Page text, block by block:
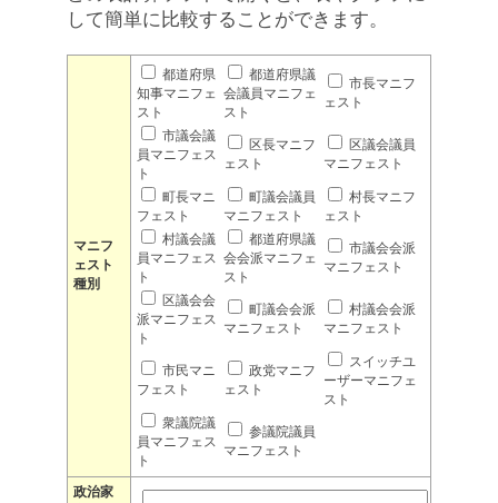
して簡単に比較することができます。
マニフ
ェスト
種別
都道府県
知事マニフェ
スト
都道府県議
会議員マニフェ
スト
市長マニフ
ェスト
市議会議
員マニフェス
ト
区長マニフ
ェスト
区議会議員
マニフェスト
町長マニ
フェスト
町議会議員
マニフェスト
村長マニフ
ェスト
村議会議
員マニフェス
ト
都道府県議
会会派マニフェ
スト
市議会会派
マニフェスト
区議会会
派マニフェス
ト
町議会会派
マニフェスト
村議会会派
マニフェスト
市民マニ
フェスト
政党マニフ
ェスト
スイッチユ
ーザーマニフェ
スト
衆議院議
員マニフェス
ト
参議院議員
マニフェスト
政治家